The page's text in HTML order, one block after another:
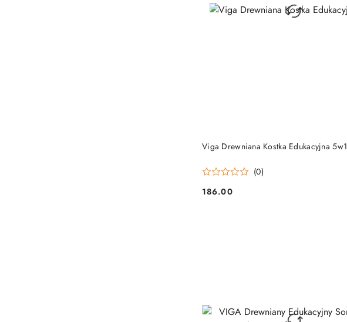
Viga Drewniana Kostka Edukacyjna 5w1
(0)
Cena:
186.00
DO KOSZYKA